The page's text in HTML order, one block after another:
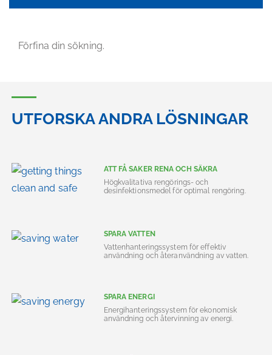
Förfina din sökning.
UTFORSKA ANDRA LÖSNINGAR
ATT FÅ SAKER RENA OCH SÄKRA
Högkvalitativa rengörings- och
desinfektionsmedel för optimal rengöring.
SPARA VATTEN
Vattenhanteringssystem för effektiv
användning och återanvändning av vatten.
SPARA ENERGI
Energihanteringssystem för ekonomisk
användning och återvinning av energi.